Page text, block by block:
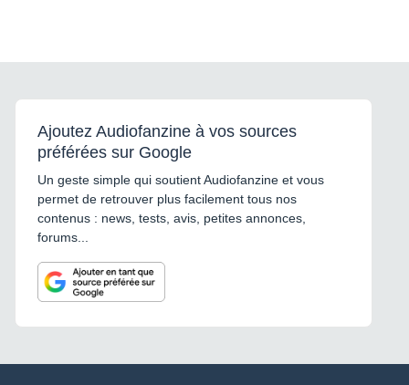
Ajoutez Audiofanzine à vos sources
préférées sur Google
Un geste simple qui soutient Audiofanzine et vous
permet de retrouver plus facilement tous nos
contenus : news, tests, avis, petites annonces,
forums...